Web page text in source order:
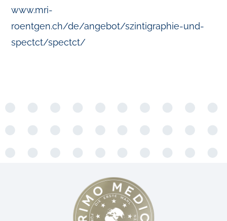
www.mri-
roentgen.ch/de/angebot/szintigraphie-und-
spectct/spectct/